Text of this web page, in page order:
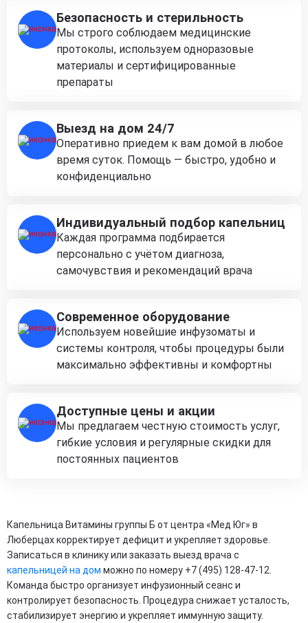
Безопасность и стерильность
Мы строго соблюдаем медицинские
протоколы, используем одноразовые
материалы и сертифицированные
препараты
Выезд на дом 24/7
Оперативно приедем к вам домой в любое
время суток. Помощь — быстро, удобно и
конфиденциально
Индивидуальный подбор капельниц
Каждая программа подбирается
персонально с учётом диагноза,
самочувствия и рекомендаций врача
Современное оборудование
Используем новейшие инфузоматы и
системы контроля, чтобы процедуры были
максимально эффективны и комфортны
Доступные цены и акции
Мы предлагаем честную стоимость услуг,
гибкие условия и регулярные скидки для
постоянных пациентов
Капельница Витамины группы Б от центра «Мед Юг» в
Люберцах корректирует дефицит и укрепляет здоровье.
Записаться в клинику или заказать выезд врача с
капельницей на дом можно по номеру +7 (495) 128-47-12.
Команда быстро организует инфузионный сеанс и
контролирует безопасность. Процедура снижает усталость,
стабилизирует энергию и укрепляет иммунную защиту.